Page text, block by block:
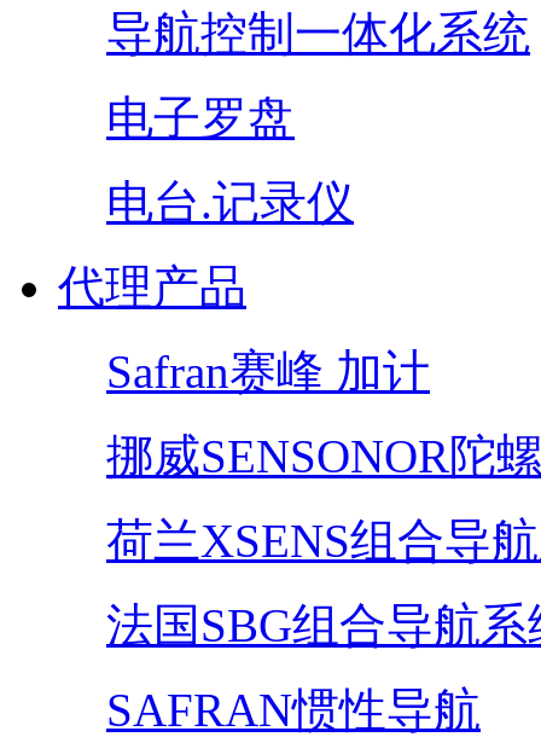
导航控制一体化系统
电子罗盘
电台.记录仪
代理产品
Safran赛峰 加计
挪威SENSONOR陀
荷兰XSENS组合导
法国SBG组合导航系
SAFRAN惯性导航